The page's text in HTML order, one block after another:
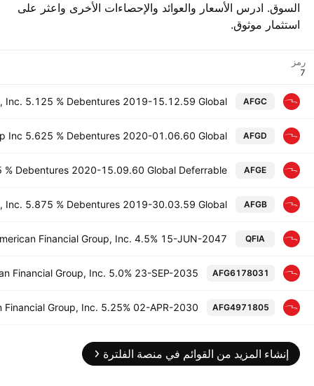
السوق. ادرس الأسعار والعوائد والإحصاءات الأخرى واعثر على
استثمار موثوق.
رمز
AFGC
Inc. 5.125 % Debentures 2019-15.12.59 Global
AFGD
Inc 5.625 % Debentures 2020-01.06.60 Global
AFGE
% Debentures 2020-15.09.60 Global Deferrable
AFGB
Inc. 5.875 % Debentures 2019-30.03.59 Global
QFIA
Financial Group, Inc. 4.5% 15-JUN-2047
AFG6178031
Financial Group, Inc. 5.0% 23-SEP-2035
AFG4971805
Financial Group, Inc. 5.25% 02-APR-2030
إنشاء المزيد من القوائم في منصة الفلترة